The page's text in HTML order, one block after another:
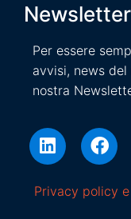
Newsletter
Per essere
avvisi, news
nostra
Privacy policy